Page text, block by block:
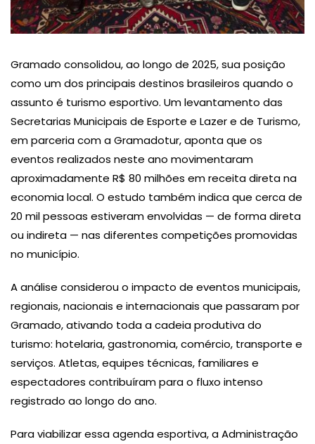
Gramado consolidou, ao longo de 2025, sua posição
como um dos principais destinos brasileiros quando o
assunto é turismo esportivo. Um levantamento das
Secretarias Municipais de Esporte e Lazer e de Turismo,
em parceria com a Gramadotur, aponta que os
eventos realizados neste ano movimentaram
aproximadamente R$ 80 milhões em receita direta na
economia local. O estudo também indica que cerca de
20 mil pessoas estiveram envolvidas — de forma direta
ou indireta — nas diferentes competições promovidas
no município.
A análise considerou o impacto de eventos municipais,
regionais, nacionais e internacionais que passaram por
Gramado, ativando toda a cadeia produtiva do
turismo: hotelaria, gastronomia, comércio, transporte e
serviços. Atletas, equipes técnicas, familiares e
espectadores contribuíram para o fluxo intenso
registrado ao longo do ano.
Para viabilizar essa agenda esportiva, a Administração